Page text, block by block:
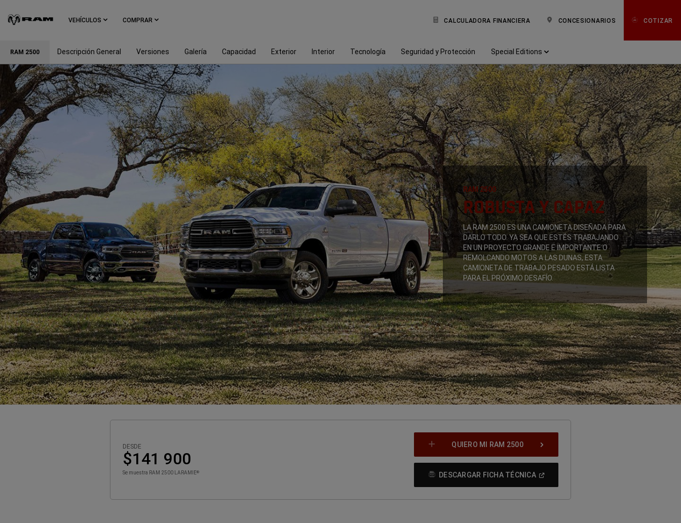
Main
VEHÍCULOS COMPRAR CALCULADORA FINANCIERA CONCESIONARIOS COTIZAR
RAM 2500 Descripción General Versiones Galería Capacidad Exterior Interior Tecnología Seguridad y Protección Special Editions
Skip To
Navigation
RAM 2500
,ROBUSTA Y CAPAZ
,
LA RAM 2500 ES UNA CAMIONETA DISEÑADA PARA
DARLO TODO. YA SEA QUE ESTÉS TRABAJANDO
EN UN PROYECTO GRANDE E IMPORTANTE O
REMOLCANDO MOTOS A LAS DUNAS, ESTA
CAMIONETA DE TRABAJO PESADO ESTÁ LISTA
PARA EL PRÓXIMO DESAFÍO.
DESDE
$141 900
Se muestra RAM 2500 LARAMIE®
QUIERO MI RAM 2500
DESCARGAR FICHA TÉCNICA( Open
New